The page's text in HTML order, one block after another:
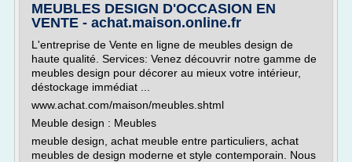
MEUBLES DESIGN D'OCCASION EN
VENTE - achat.maison.online.fr
L'entreprise de Vente en ligne de meubles design de
haute qualité. Services: Venez découvrir notre gamme de
meubles design pour décorer au mieux votre intérieur,
déstockage immédiat ...
www.achat.com/maison/meubles.shtml
Meuble design : Meubles
meuble design, achat meuble entre particuliers, achat
meubles de design moderne et style contemporain. Nous